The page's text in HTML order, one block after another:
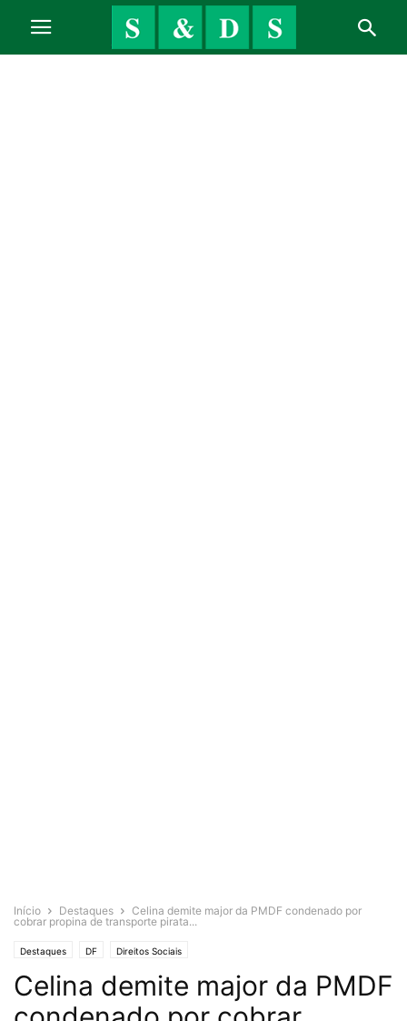
Início Destaques
Celina demite major da PMDF condenado por
cobrar propina de transporte pirata...
Destaques DF Direitos Sociais
Celina demite major da PMDF